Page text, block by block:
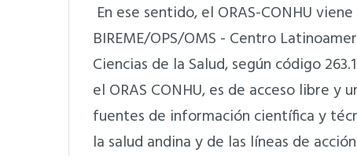
En ese sentido, el ORAS-CONHU
BIREME/OPS/OMS - Centro
Ciencias de la Salud, según código
el ORAS CONHU, es de acceso libre y
fuentes de información científica y
la salud andina y de las líneas de